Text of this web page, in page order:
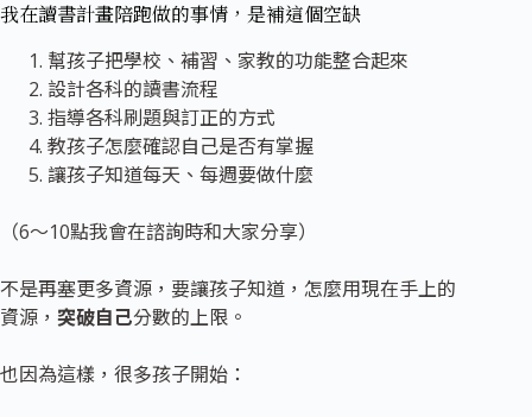
我在讀書計畫陪跑做的事情，是補這個空缺
幫孩子把學校、補習、家教的功能整合起來
設計各科的讀書流程
指導各科刷題與訂正的方式
教孩子怎麼確認自己是否有掌握
讓孩子知道每天、每週要做什麼
（6～10點我會在諮詢時和大家分享）
不是再塞更多資源，要讓孩子知道，怎麼用現在手上的
資源， 突破自己分數的上限。
也因為這樣，很多孩子開始：